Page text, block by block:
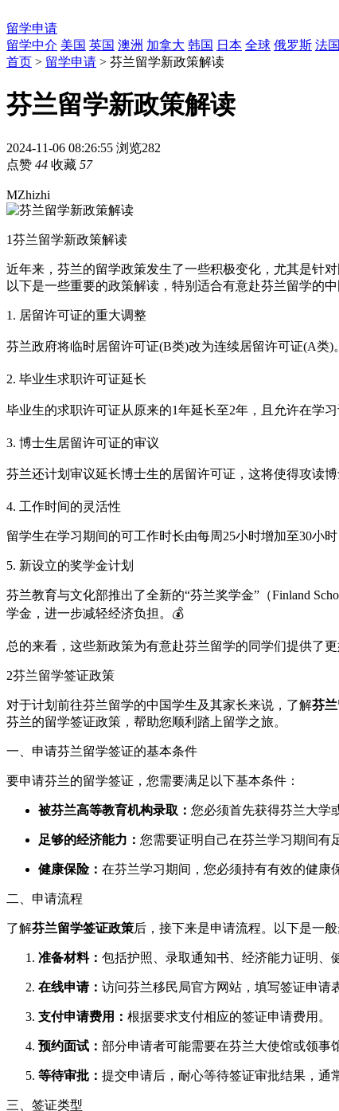
留学申请
留学中介 美国 英国 澳洲 加拿大 韩国 日本 全球 俄罗斯 法国
首页 > 留学申请 > 芬兰留学新政策解读
芬兰留学新政策解读
2024-11-06 08:26:55 浏览282
点赞 44 收藏 57
MZhizhi
1芬兰留学新政策解读
近年来，芬兰的留学政策发生了一些积极变化，尤其是针
以下是一些重要的政策解读，特别适合有意赴芬兰留学的中
1. 居留许可证的重大调整
芬兰政府将临时居留许可证(B类)改为连续居留许可证(A
2. 毕业生求职许可证延长
毕业生的求职许可证从原来的1年延长至2年，且允许在学
3. 博士生居留许可证的审议
芬兰还计划审议延长博士生的居留许可证，这将使得攻读
4. 工作时间的灵活性
留学生在学习期间的可工作时长由每周25小时增加至30小
5. 新设立的奖学金计划
芬兰教育与文化部推出了全新的“芬兰奖学金”（Finland
学金，进一步减轻经济负担。💰
总的来看，这些新政策为有意赴芬兰留学的同学们提供了
2芬兰留学签证政策
对于计划前往芬兰留学的中国学生及其家长来说，了解芬
芬兰的留学签证政策，帮助您顺利踏上留学之旅。
一、申请芬兰留学签证的基本条件
要申请芬兰的留学签证，您需要满足以下基本条件：
被芬兰高等教育机构录取： 您必须首先获得芬兰大学
足够的经济能力： 您需要证明自己在芬兰学习期间有
健康保险： 在芬兰学习期间，您必须持有有效的健康
二、申请流程
了解芬兰留学签证政策后，接下来是申请流程。以下是一般
准备材料： 包括护照、录取通知书、经济能力证明、
在线申请： 访问芬兰移民局官方网站，填写签证申请
支付申请费用： 根据要求支付相应的签证申请费用。
预约面试： 部分申请者可能需要在芬兰大使馆或领事
等待审批： 提交申请后，耐心等待签证审批结果，通
三、签证类型